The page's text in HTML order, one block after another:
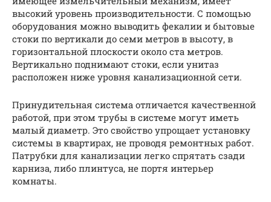
высокий уровень производительности. С помощью
оборудования можно выводить фекалии и бытовые
стоки по вертикали до семи метров в высоту, в
горизонтальной плоскости около ста метров.
Вертикально поднимают стоки, если унитаз
расположен ниже уровня канализационной сети.
Принудительная система отличается качественной
работой, при этом трубы в системе могут иметь
малый диаметр. Это свойство упрощает установку
системы в квартирах, не проводя ремонтных работ.
Патрубки для канализации легко спрятать сзади
карниза, либо плинтуса, не портя интерьер
комнаты.